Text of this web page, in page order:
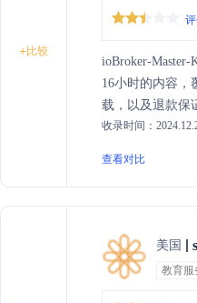
+比较
ioBroker-
16小时的内容，
载，以及退款保
概念，避免在互
收录时间：
查看对比
美国
教育服